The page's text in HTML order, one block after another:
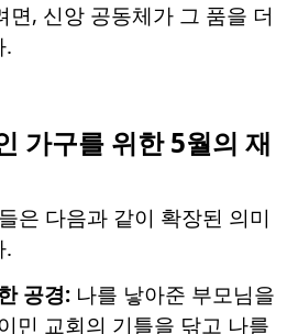
면, 신앙 공동체가 그 품을 더
.
가구를 위한 5월의 재
은 다음과 같이 확장된 의미
.
공경: 나를 낳아준 부모님을
민 교회의 기틀을 닦고 나를